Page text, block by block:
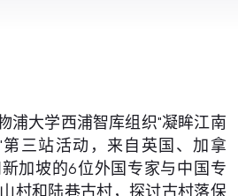
浦大学西浦智库组织"凝眸江南
三站活动，来自英国、加拿
加坡的6位外国专家与中国专
村和陆巷古村，探讨古村落保